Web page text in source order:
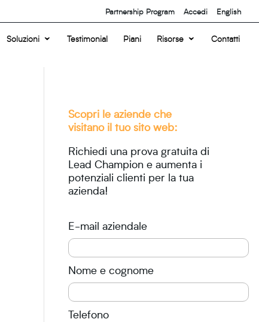
Partnership Program Accedi English
Soluzioni Testimonial Piani Risorse Contatti
Scopri le aziende che
visitano il tuo sito web:
Richiedi una prova gratuita di
Lead Champion e aumenta i
potenziali clienti per la tua
azienda!
E-mail aziendale
Nome e cognome
Telefono